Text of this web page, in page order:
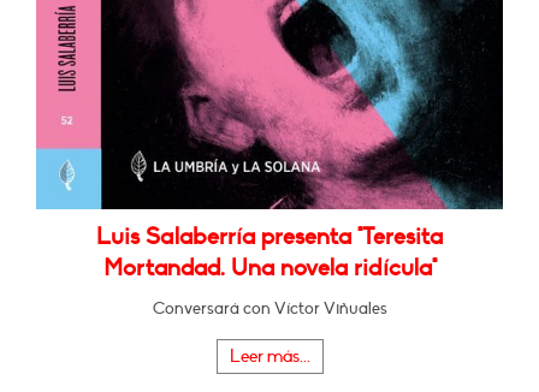
Luis Salaberría presenta "Teresita
Mortandad. Una novela ridícula"
Conversará con Víctor Viñuales
Leer más...